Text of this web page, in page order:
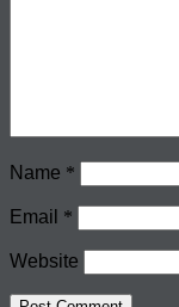
Name *
Email *
Website